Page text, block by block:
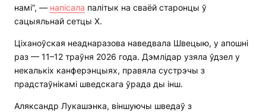
намі”, — напісала палітык на сваёй старонцы ў
сацыяльнай сетцы Х.
Ціханоўская неаднаразова наведвала Швецыю, у апошні
раз — 11–12 траўня 2026 года. Дэмлідар узяла ўдзел у
некалькіх канферэнцыях, правяла сустрэчы з
прадстаўнікамі шведскага ўрада ды інш.
Аляксандр Лукашэнка, віншуючы шведаў з